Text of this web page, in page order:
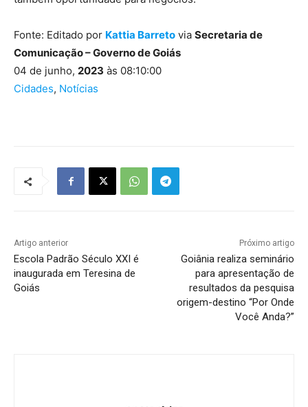
Fonte: Editado por Kattia Barreto via Secretaria de
Comunicação – Governo de Goiás
04 de junho, 2023 às 08:10:00
Cidades, Notícias
Artigo anterior
Escola Padrão Século XXI é
inaugurada em Teresina de
Goiás
Próximo artigo
Goiânia realiza seminário
para apresentação de
resultados da pesquisa
origem-destino “Por Onde
Você Anda?”